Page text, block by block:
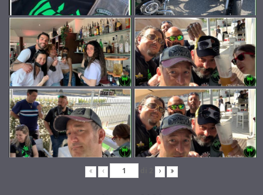
« ‹ › »